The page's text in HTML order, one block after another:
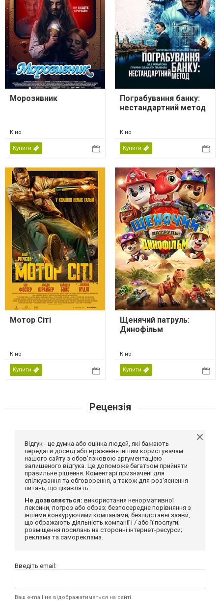
Морозивник
Кіно
Купити
Пограбування банку:
нестандартний метод
Кіно
Купити
Мотор Сіті
Кіно
Купити
Щенячий патруль:
Динофільм
Кіно
Купити
Рецензія
Відгук - це думка або оцінка людей, які бажають
передати досвід або враження іншим користувачам
нашого сайту з обов'язковою аргументацією
залишеного відгука. Це допоможе багатьом прийняти
правильне рішення. Коментарі призначені для
спілкування та обговорення, а також для роз'яснення
питань, що цікавлять.
Не дозволяється: використання ненормативної
лексики, погроз або образ; безпосереднє порівняння з
іншими конкуруючими компаніями; безпідставні заяви,
що ображають діяльність компанії і / або її послуги;
розміщення посилань на сторонні інтернет-ресурси;
реклама та самореклама.
Введіть email:
Ваш e-mail не відображатиметься на сайті